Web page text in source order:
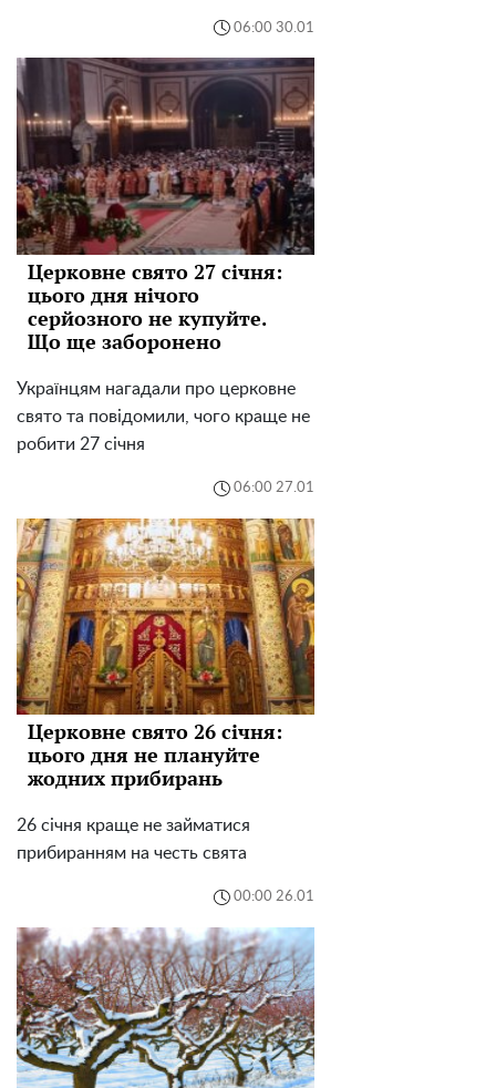
06:00 30.01
Церковне свято 27 січня:
цього дня нічого
серйозного не купуйте.
Що ще заборонено
Українцям нагадали про церковне
свято та повідомили, чого краще не
робити 27 січня
06:00 27.01
Церковне свято 26 січня:
цього дня не плануйте
жодних прибирань
26 січня краще не займатися
прибиранням на честь свята
00:00 26.01